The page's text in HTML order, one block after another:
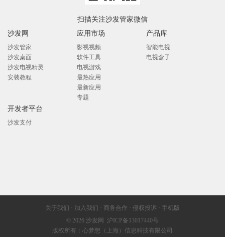
扫描关注沙发管家微信
沙发网
沙发管家
沙发桌面
沙发电视精灵
安装教程
应用市场
影视视频
软件工具
电视游戏
最热应用
最新应用
专题
产品库
智能电视
电视盒子
开发者平台
沙发支付
关于我们 · 加入我们 · 商务合作 · 侵权投诉 · 手机版
© 2026 沙发网
沪ICP备13017440号
版权所有：心梦想（上海）信息科技有限公司